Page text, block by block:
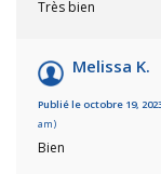
Très bien
Melissa K.
Publié le octobre 19,
am)
Bien